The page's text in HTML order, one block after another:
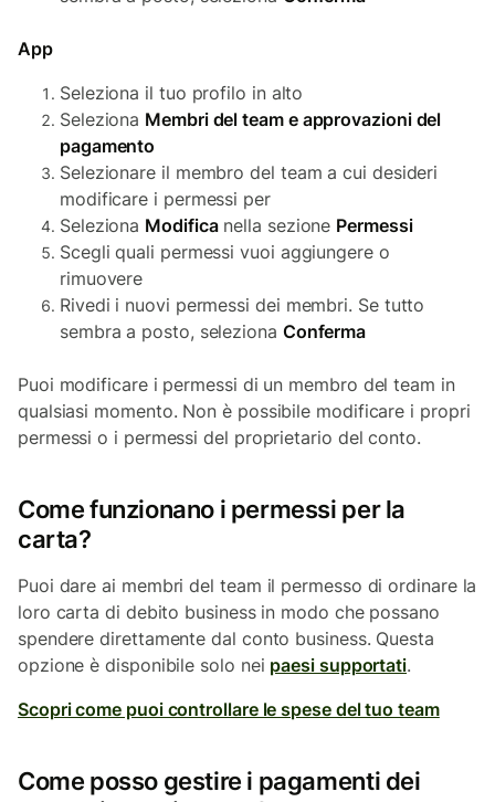
App
Seleziona il tuo profilo in alto
Seleziona Membri del team e approvazioni del
pagamento
Selezionare il membro del team a cui desideri
modificare i permessi per
Seleziona Modificanella sezione Permessi
Scegli quali permessi vuoi aggiungere o
rimuovere
Rivedi i nuovi permessi dei membri. Se tutto
sembra a posto, seleziona Conferma
Puoi modificare i permessi di un membro del team in
qualsiasi momento. Non è possibile modificare i propri
permessi o i permessi del proprietario del conto.
Come funzionano i permessi per la
carta?
Puoi dare ai membri del team il permesso di ordinare la
loro carta di debito business in modo che possano
spendere direttamente dal conto business. Questa
opzione è disponibile solo nei paesi supportati.
Scopri come puoi controllare le spese del tuo team
Come posso gestire i pagamenti dei